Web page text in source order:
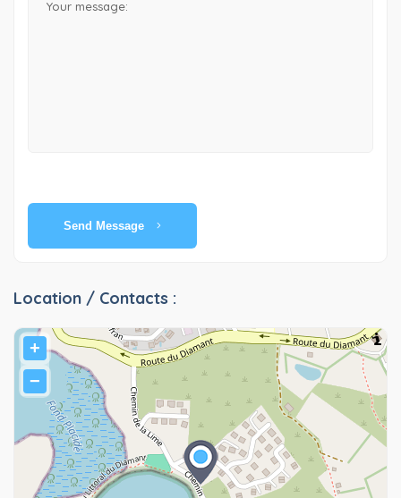
Send Message
Location / Contacts :
+
−